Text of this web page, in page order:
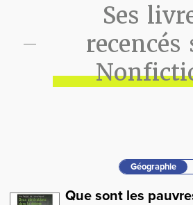
Ses
recencés
Géographie
Que sont les